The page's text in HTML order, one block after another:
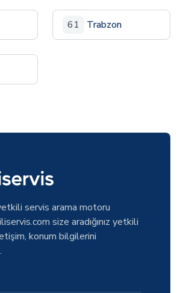
61 Trabzon
servis arama motoru
size aradığınız yetkili
konum bilgilerini